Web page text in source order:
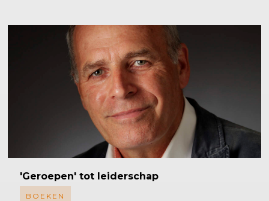
'Geroepen' tot leiderschap
BOEKEN